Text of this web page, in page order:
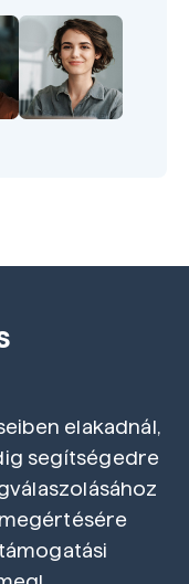
elakadnál,
segítségedre